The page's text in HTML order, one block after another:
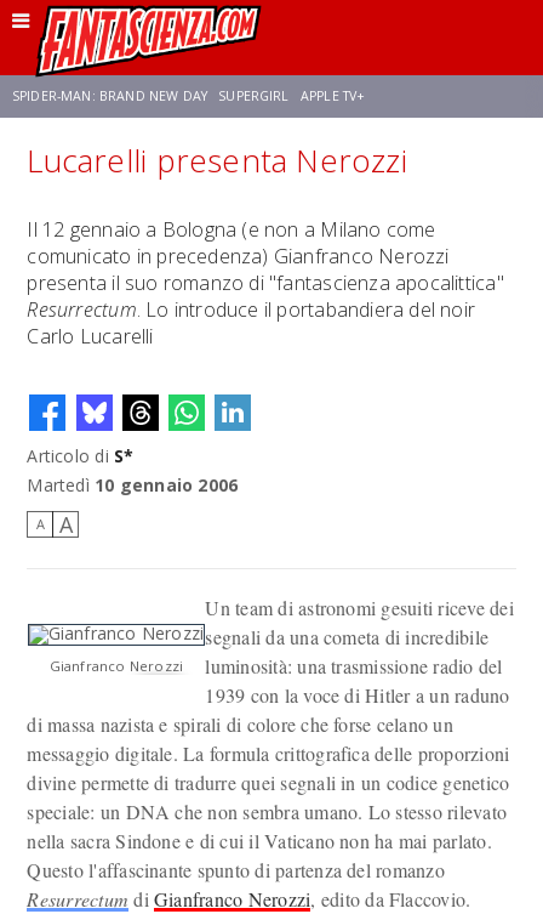
SPIDER-MAN: BRAND NEW DAY SUPERGIRL APPLE TV+
FRANCO RICCIARDIELLO ZENDAYA STAR TREK AVENGERS: DOOMSDAY
NETFLIX SADIE SINK STAR TREK: STRANGE NEW WORLDS
Lucarelli presenta Nerozzi
Il 12 gennaio a Bologna (e non a Milano come
comunicato in precedenza) Gianfranco Nerozzi
presenta il suo romanzo di "fantascienza apocalittica"
Resurrectum. Lo introduce il portabandiera del noir
Carlo Lucarelli
Articolo di S*
Martedì 10 gennaio 2006
A A
Gianfranco Nerozzi
Un team di astronomi gesuiti riceve dei
segnali da una cometa di incredibile
luminosità: una trasmissione radio del
1939 con la voce di Hitler a un raduno
di massa nazista e spirali di colore che forse celano un
messaggio digitale. La formula crittografica delle proporzioni
divine permette di tradurre quei segnali in un codice genetico
speciale: un DNA che non sembra umano. Lo stesso rilevato
nella sacra Sindone e di cui il Vaticano non ha mai parlato.
Questo l'affascinante spunto di partenza del romanzo
Resurrectum diGianfranco Nerozzi, edito da Flaccovio.